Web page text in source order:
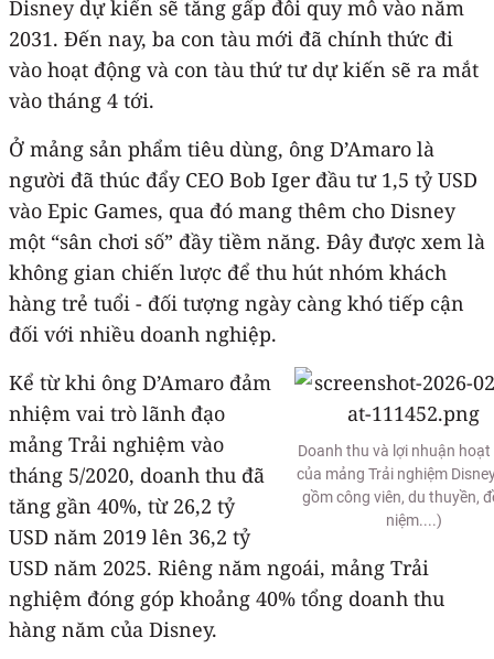
Disney dự kiến sẽ tăng gấp đôi quy mô vào năm
2031. Đến nay, ba con tàu mới đã chính thức đi
vào hoạt động và con tàu thứ tư dự kiến sẽ ra mắt
vào tháng 4 tới.
Ở mảng sản phẩm tiêu dùng, ông D’Amaro là
người đã thúc đẩy CEO Bob Iger đầu tư 1,5 tỷ USD
vào Epic Games, qua đó mang thêm cho Disney
một “sân chơi số” đầy tiềm năng. Đây được xem là
không gian chiến lược để thu hút nhóm khách
hàng trẻ tuổi - đối tượng ngày càng khó tiếp cận
đối với nhiều doanh nghiệp.
Doanh thu và lợi nhuận
của mảng Trải nghiệm
gồm công viên, du thuyền,
niệm....)
Kể từ khi ông D’Amaro đảm
nhiệm vai trò lãnh đạo
mảng Trải nghiệm vào
tháng 5/2020, doanh thu đã
tăng gần 40%, từ 26,2 tỷ
USD năm 2019 lên 36,2 tỷ
USD năm 2025. Riêng năm ngoái, mảng Trải
nghiệm đóng góp khoảng 40% tổng doanh thu
hàng năm của Disney.